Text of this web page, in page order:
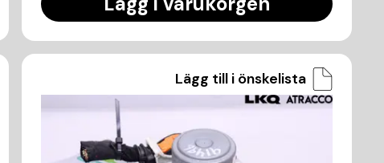
Lägg till i önskelista